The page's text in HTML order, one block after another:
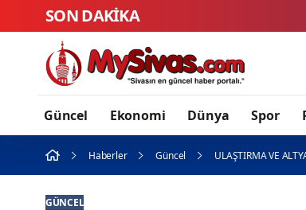
SON DAKİKA
Güncel Ekonomi Dünya Spor
Haberler Güncel ULAŞTIRMA VE
GÜNCEL